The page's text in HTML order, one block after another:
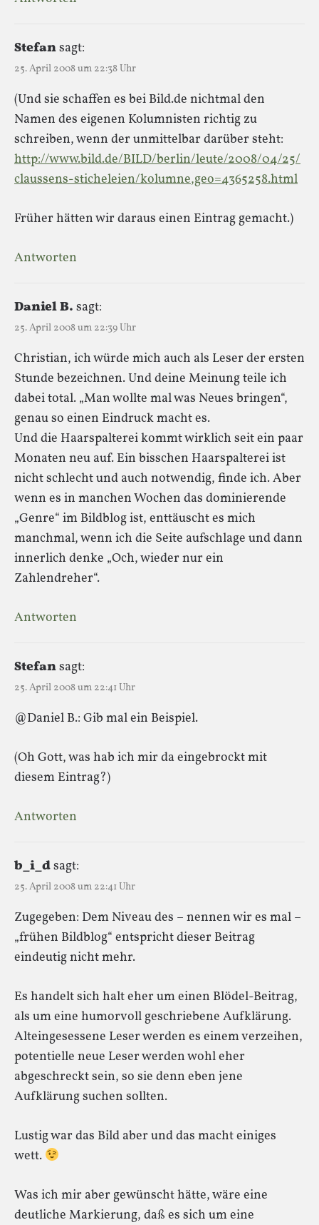
Stefansagt:
25. April 2008 um 22:38 Uhr
(Und sie schaffen es bei Bild.de nichtmal den
Namen des eigenen Kolumnisten richtig zu
schreiben, wenn der unmittelbar darüber steht:
http://www.bild.de/BILD/berlin/leute/2008/04/25/
claussens-sticheleien/kolumne,geo=4365258.html
Früher hätten wir daraus einen Eintrag gemacht.)
Antworten
Daniel B. sagt:
25. April 2008 um 22:39 Uhr
Christian, ich würde mich auch als Leser der ersten
Stunde bezeichnen. Und deine Meinung teile ich
dabei total. „Man wollte mal was Neues bringen“,
genau so einen Eindruck macht es.
Und die Haarspalterei kommt wirklich seit ein paar
Monaten neu auf. Ein bisschen Haarspalterei ist
nicht schlecht und auch notwendig, finde ich. Aber
wenn es in manchen Wochen das dominierende
„Genre“ im Bildblog ist, enttäuscht es mich
manchmal, wenn ich die Seite aufschlage und dann
innerlich denke „Och, wieder nur ein
Zahlendreher“.
Antworten
Stefansagt:
25. April 2008 um 22:41 Uhr
@Daniel B.: Gib mal ein Beispiel.
(Oh Gott, was hab ich mir da eingebrockt mit
diesem Eintrag?)
Antworten
b_i_dsagt:
25. April 2008 um 22:41 Uhr
Zugegeben: Dem Niveau des – nennen wir es mal –
„frühen Bildblog“ entspricht dieser Beitrag
eindeutig nicht mehr.
Es handelt sich halt eher um einen Blödel-Beitrag,
als um eine humorvoll geschriebene Aufklärung.
Alteingesessene Leser werden es einem verzeihen,
potentielle neue Leser werden wohl eher
abgeschreckt sein, so sie denn eben jene
Aufklärung suchen sollten.
Lustig war das Bild aber und das macht einiges
wett.
Was ich mir aber gewünscht hätte, wäre eine
deutliche Markierung, daß es sich um eine